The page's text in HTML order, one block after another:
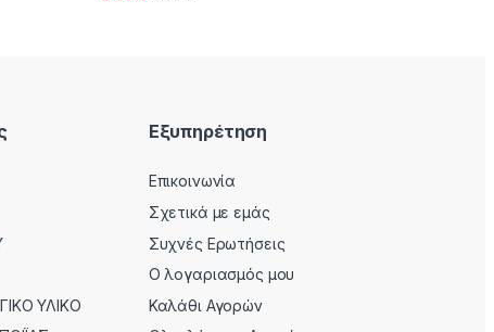
ΥΛΙΚΟ
Εξυπηρέτηση
Επικοινωνία
Σχετικά με εμάς
Συχνές Ερωτήσεις
Ο λογαριασμός μου
Καλάθι Αγορών